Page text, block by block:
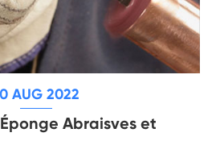
AUG 2022
Abraisves et